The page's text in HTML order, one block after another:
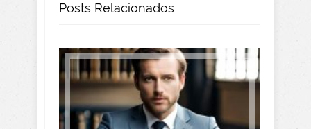
Posts Relacionados